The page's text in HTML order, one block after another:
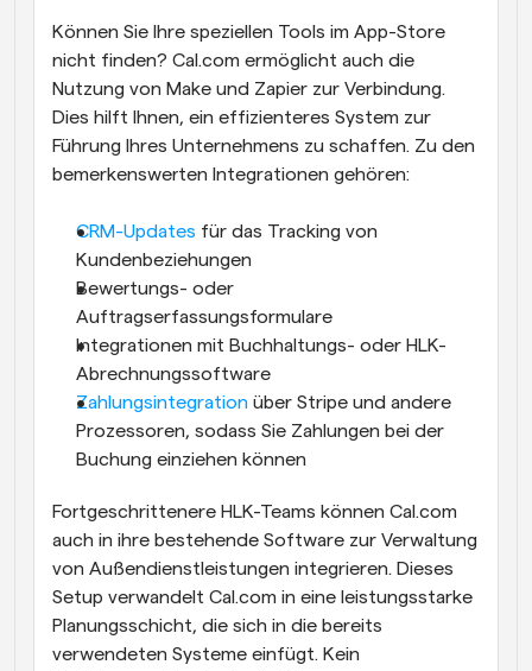
Können Sie Ihre speziellen Tools im App-Store
nicht finden? Cal.com ermöglicht auch die
Nutzung von Make und Zapier zur Verbindung.
Dies hilft Ihnen, ein effizienteres System zur
Führung Ihres Unternehmens zu schaffen. Zu den
bemerkenswerten Integrationen gehören:
CRM-Updates für das Tracking von
Kundenbeziehungen
Bewertungs- oder
Auftragserfassungsformulare
Integrationen mit Buchhaltungs- oder HLK-
Abrechnungssoftware
Zahlungsintegration über Stripe und andere
Prozessoren, sodass Sie Zahlungen bei der
Buchung einziehen können
Fortgeschrittenere HLK-Teams können Cal.com
auch in ihre bestehende Software zur Verwaltung
von Außendienstleistungen integrieren. Dieses
Setup verwandelt Cal.com in eine leistungsstarke
Planungsschicht, die sich in die bereits
verwendeten Systeme einfügt. Kein